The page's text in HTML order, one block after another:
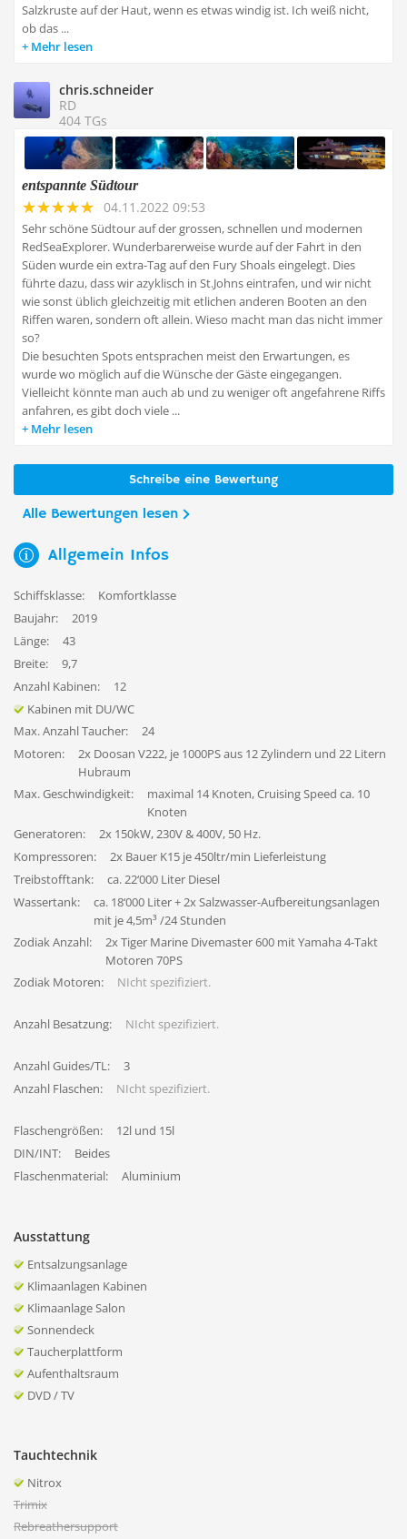
Salzkruste auf der Haut, wenn es etwas windig ist. Ich weiß nicht,
ob das ...
Mehr lesen
chris.schneider
RD
404 TGs
entspannte Südtour
04.11.2022 09:53
Sehr schöne Südtour auf der grossen, schnellen und modernen
RedSeaExplorer. Wunderbarerweise wurde auf der Fahrt in den
Süden wurde ein extra-Tag auf den Fury Shoals eingelegt. Dies
führte dazu, dass wir azyklisch in St.Johns eintrafen, und wir nicht
wie sonst üblich gleichzeitig mit etlichen anderen Booten an den
Riffen waren, sondern oft allein. Wieso macht man das nicht immer
so?
Die besuchten Spots entsprachen meist den Erwartungen, es
wurde wo möglich auf die Wünsche der Gäste eingegangen.
Vielleicht könnte man auch ab und zu weniger oft angefahrene Riffs
anfahren, es gibt doch viele ...
Mehr lesen
Schreibe eine Bewertung
Alle Bewertungen lesen
Allgemein Infos
Schiffsklasse:
Komfortklasse
Baujahr:
2019
Länge:
43
Breite:
9,7
Anzahl Kabinen:
12
Kabinen mit DU/WC
Max. Anzahl Taucher:
24
Motoren:
2x Doosan V222, je 1000PS aus 12 Zylindern und 22 Litern
Hubraum
Max. Geschwindigkeit:
maximal 14 Knoten, Cruising Speed ca. 10
Knoten
Generatoren:
2x 150kW, 230V & 400V, 50 Hz.
Kompressoren:
2x Bauer K15 je 450ltr/min Lieferleistung
Treibstofftank:
ca. 22‘000 Liter Diesel
Wassertank:
ca. 18‘000 Liter + 2x Salzwasser-Aufbereitungsanlagen
mit je 4,5m³ /24 Stunden
Zodiak Anzahl:
2x Tiger Marine Divemaster 600 mit Yamaha 4-Takt
Motoren 70PS
Zodiak Motoren:
NIcht spezifiziert.
Anzahl Besatzung: NIcht spezifiziert.
Anzahl Guides/TL:
3
Anzahl Flaschen:
NIcht spezifiziert.
Flaschengrößen:
12l und 15l
DIN/INT:
Beides
Flaschenmaterial:
Aluminium
Ausstattung
Entsalzungsanlage
Klimaanlagen Kabinen
Klimaanlage Salon
Sonnendeck
Taucherplattform
Aufenthaltsraum
DVD / TV
Tauchtechnik
Nitrox
Trimix
Rebreathersupport